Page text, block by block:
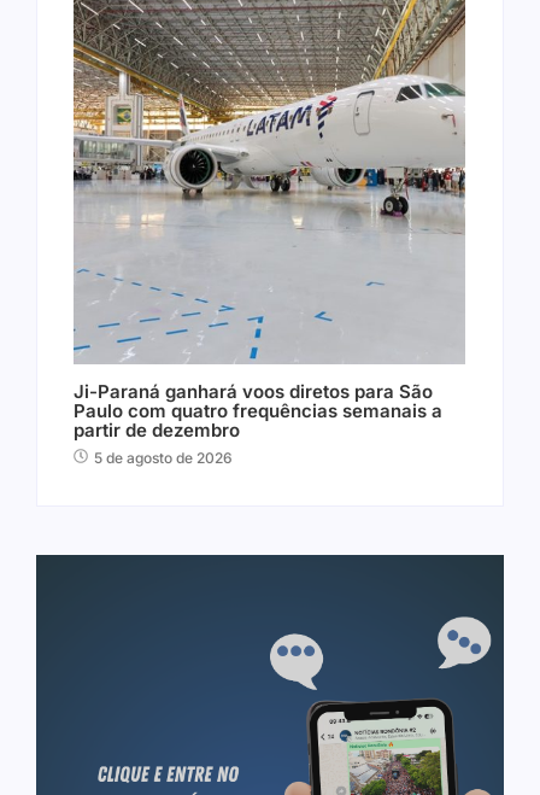
Ji-Paraná ganhará voos diretos para São
Paulo com quatro frequências semanais a
partir de dezembro
5 de agosto de 2026